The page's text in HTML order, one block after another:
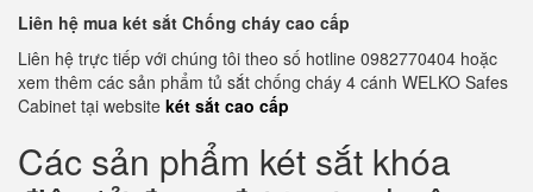
Liên hệ mua két sắt Chống cháy cao cấp
Liên hệ trực tiếp với chúng tôi theo số hotline 0982770404 hoặc
xem thêm các sản phẩm tủ sắt chống cháy 4 cánh WELKO Safes
Cabinet tại website két sắt cao cấp
Các sản phẩm két sắt khóa